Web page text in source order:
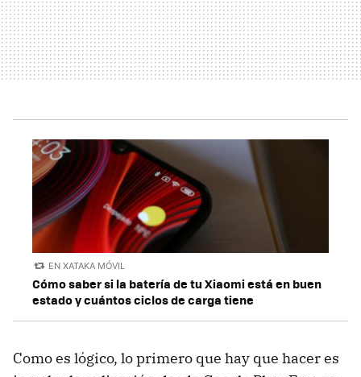
EN XATAKA MÓVIL
Cómo saber si la batería de tu Xiaomi está en buen
estado y cuántos ciclos de carga tiene
Como es lógico, lo primero que hay que hacer es